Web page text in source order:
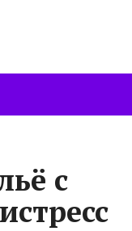
с